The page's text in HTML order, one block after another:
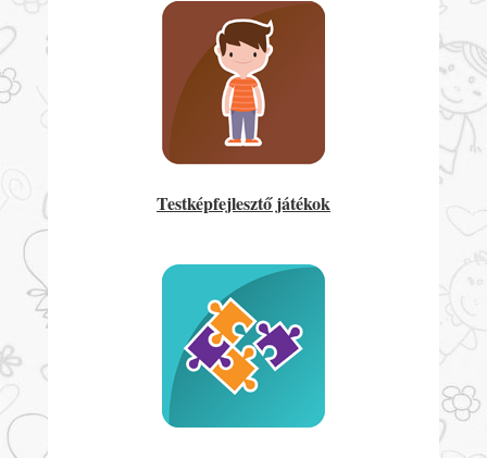
Testképfejlesztő játékok